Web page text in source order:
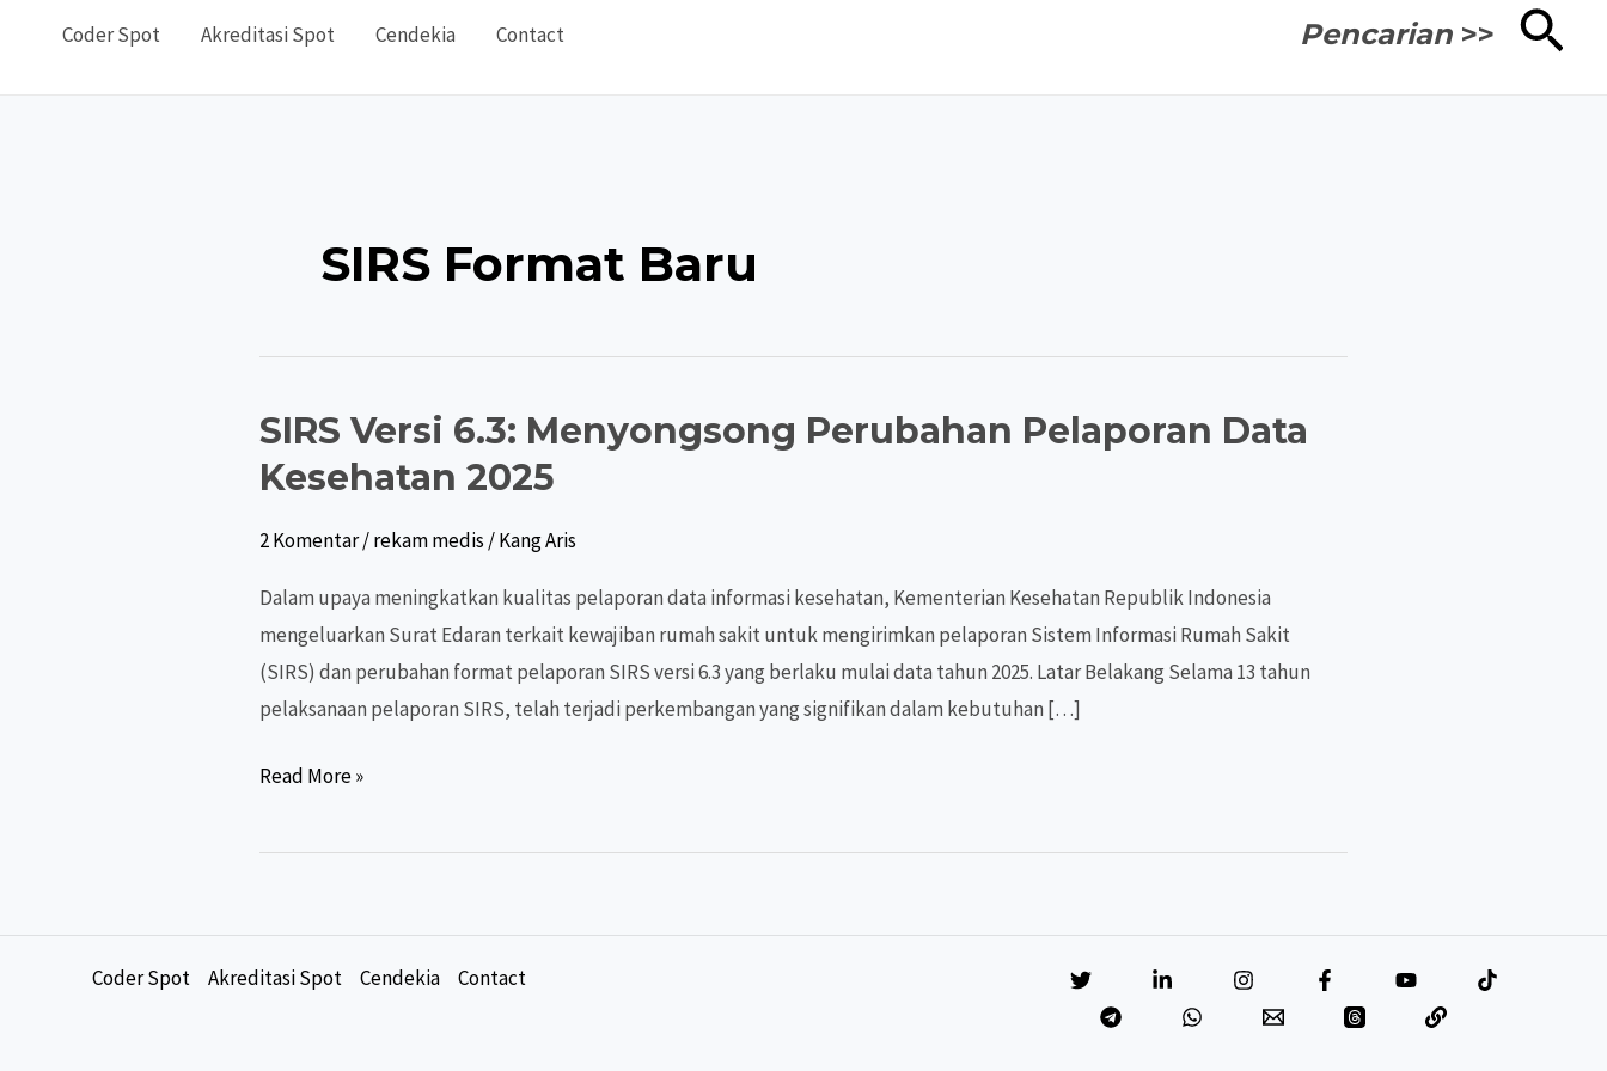
Coder Spot Akreditasi Spot Cendekia Contact Pencarian >> Cari
SIRS Format Baru
SIRS Versi 6.3: Menyongsong Perubahan Pelaporan Data
Kesehatan 2025
2 Komentar/rekam medis/Kang Aris
Dalam upaya meningkatkan kualitas pelaporan data informasi kesehatan, Kementerian Kesehatan Republik Indonesia
mengeluarkan Surat Edaran terkait kewajiban rumah sakit untuk mengirimkan pelaporan Sistem Informasi Rumah Sakit
(SIRS) dan perubahan format pelaporan SIRS versi 6.3 yang berlaku mulai data tahun 2025. Latar Belakang Selama 13 tahun
pelaksanaan pelaporan SIRS, telah terjadi perkembangan yang signifikan dalam kebutuhan […]
SIRS
6.3:
Read More »
Coder Spot Akreditasi Spot Cendekia Contact